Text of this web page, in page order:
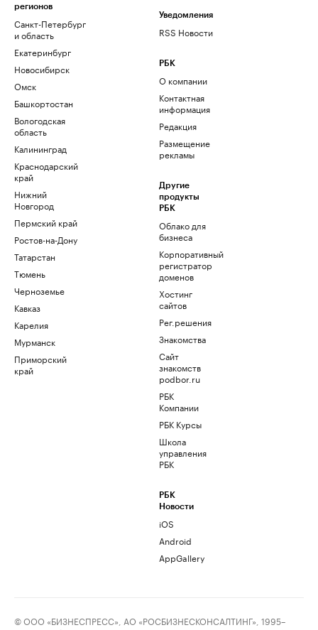
регионов
Санкт-Петербург
и область
Екатеринбург
Новосибирск
Омск
Башкортостан
Вологодская
область
Калининград
Краснодарский
край
Нижний
Новгород
Пермский край
Ростов-на-Дону
Татарстан
Тюмень
Черноземье
Кавказ
Карелия
Мурманск
Приморский
край
Уведомления
RSS Новости
РБК
О компании
Контактная
информация
Редакция
Размещение
рекламы
Другие
продукты
РБК
Облако для
бизнеса
Корпоративный
регистратор
доменов
Хостинг
сайтов
Рег.решения
Знакомства
Сайт
знакомств
podbor.ru
РБК
Компании
РБК Курсы
Школа
управления
РБК
РБК
Новости
iOS
Android
AppGallery
© ООО «БИЗНЕСПРЕСС», АО «РОСБИЗНЕСКОНСАЛТИНГ», 1995–